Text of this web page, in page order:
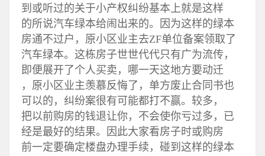
到或听过的关于小产权纠纷基本上就是这样
的所说汽车绿本给闹出来的。因为这样的绿本
房通不过户，原小区业主去ZF单位备案领取了
汽车绿本。这栋房子世世代代只有广为流传，
即便展开了个人买卖，哪一天这地方要动迁
，原小区业主羡慕反悔了，单方废止合同书也
可以的，纠纷案很有可能都打不赢。较多，
把以前购房的钱退让你，不会使你亏过多，已
经是最好的结果。因此大家看房子时或购房
前一定要确定楼盘办理手续，碰到这样的绿本